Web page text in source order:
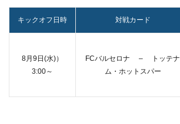
キックオフ日時 対戦カード
8月9日(水)）
3:00～
FCバルセロナ
– トッテナ
ム・ホットスパー